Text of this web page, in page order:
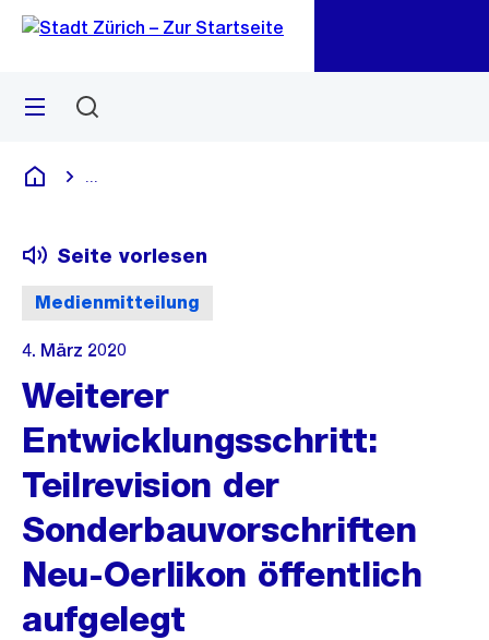
Navigation
Sprunglink
Menü
Deutsch
Medienmitteilung
Seite vorlesen
4. März 2020
Weiterer
Entwicklungsschritt:
Teilrevision der
Sonderbauvorschriften
Neu-Oerlikon öffentlich
aufgelegt